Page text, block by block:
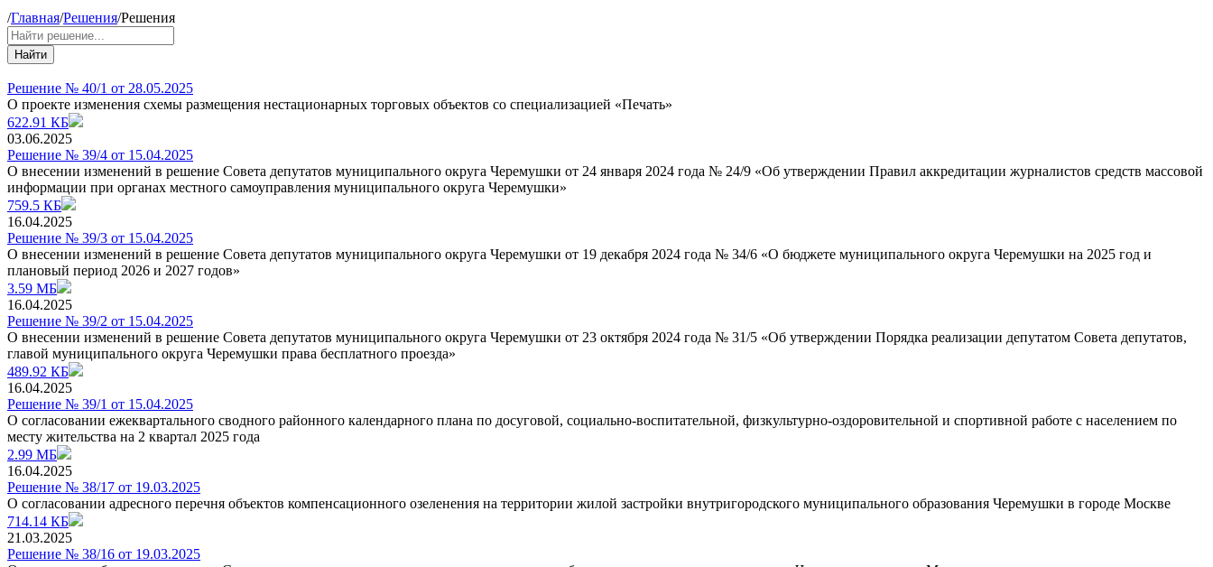
/Главная/Решения/Решения
Найти
Решение № 40/1 от 28.05.2025
О проекте изменения схемы размещения нестационарных торговых объектов со специализацией «Печать»
622.91 КБ
03.06.2025
Решение № 39/4 от 15.04.2025
О внесении изменений в решение Совета депутатов муниципального округа Черемушки от 24 января 2024 года № 24/9 «Об утверждении Правил аккредитации журналистов средств массовой
информации при органах местного самоуправления муниципального округа Черемушки»
759.5 КБ
16.04.2025
Решение № 39/3 от 15.04.2025
О внесении изменений в решение Совета депутатов муниципального округа Черемушки от 19 декабря 2024 года № 34/6 «О бюджете муниципального округа Черемушки на 2025 год и
плановый период 2026 и 2027 годов»
3.59 МБ
16.04.2025
Решение № 39/2 от 15.04.2025
О внесении изменений в решение Совета депутатов муниципального округа Черемушки от 23 октября 2024 года № 31/5 «Об утверждении Порядка реализации депутатом Совета депутатов,
главой муниципального округа Черемушки права бесплатного проезда»
489.92 КБ
16.04.2025
Решение № 39/1 от 15.04.2025
О согласовании ежеквартального сводного районного календарного плана по досуговой, социально-воспитательной, физкультурно-оздоровительной и спортивной работе с населением по
месту жительства на 2 квартал 2025 года
2.99 МБ
16.04.2025
Решение № 38/17 от 19.03.2025
О согласовании адресного перечня объектов компенсационного озеленения на территории жилой застройки внутригородского муниципального образования Черемушки в городе Москве
714.14 КБ
21.03.2025
Решение № 38/16 от 19.03.2025